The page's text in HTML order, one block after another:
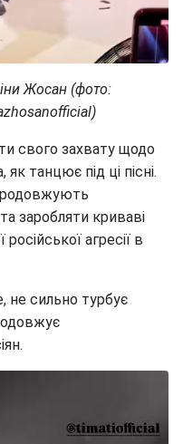
Жосан (фото:
свого захвату щодо
як танцює під ці пісні.
заробляти криваві
агресії в
не сильно турбує